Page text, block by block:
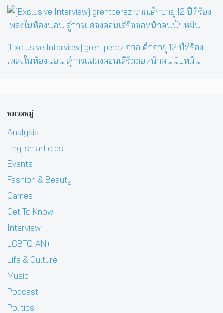
[Exclusive Interview] grentperez จากเด็กอายุ 12 ปีที่ร้อง
เพลงในห้องนอน สู่การแสดงคอนเสิร์ตต่อหน้าคนนับหมื่น
หมวดหมู่
Analysis
English articles
Events
Fashion & Beauty
Games
Get To Know
Interview
LGBTQIAN+
Life & Culture
Music
Podcast
Politics